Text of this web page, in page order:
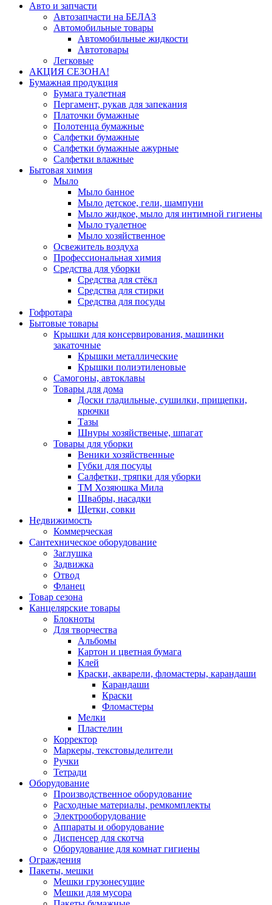
Авто и запчасти
Автозапчасти на БЕЛАЗ
Автомобильные товары
Автомобильные жидкости
Автотовары
Легковые
АКЦИЯ СЕЗОНА!
Бумажная продукция
Бумага туалетная
Пергамент, рукав для запекания
Платочки бумажные
Полотенца бумажные
Салфетки бумажные
Салфетки бумажные ажурные
Салфетки влажные
Бытовая химия
Мыло
Мыло банное
Мыло детское, гели, шампуни
Мыло жидкое, мыло для интимной гигиены
Мыло туалетное
Мыло хозяйственное
Освежитель воздуха
Профессиональная химия
Средства для уборки
Средства для стёкл
Средства для стирки
Средства для посуды
Гофротара
Бытовые товары
Крышки для консервирования, машинки
закаточные
Крышки металлические
Крышки полиэтиленовые
Самогоны, автоклавы
Товары для дома
Доски гладильные, сушилки, прищепки,
крючки
Тазы
Шнуры хозяйственые, шпагат
Товары для уборки
Веники хозяйственные
Губки для посуды
Салфетки, тряпки для уборки
ТМ Хозяюшка Мила
Швабры, насадки
Щетки, совки
Недвижимость
Коммерческая
Сантехническое оборудование
Заглушка
Задвижка
Отвод
Фланец
Товар сезона
Канцелярские товары
Блокноты
Для творчества
Альбомы
Картон и цветная бумага
Клей
Краски, акварели, фломастеры, карандаши
Карандаши
Краски
Фломастеры
Мелки
Пластелин
Корректор
Маркеры, текстовыделители
Ручки
Тетради
Оборудование
Производственное оборудование
Расходные материалы, ремкомплекты
Электрооборудование
Аппараты и оборудование
Диспенсер для скотча
Оборудование для комнат гигиены
Ограждения
Пакеты, мешки
Мешки грузонесущие
Мешки для мусора